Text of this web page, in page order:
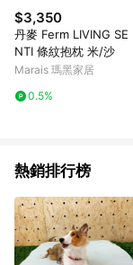
8. LINE購物為購物資
如顯示之商品規格、
頁不符，以銷售網頁
日期+180天以內至
行申訴，恕無法贈點
用，或不適用於無回
$3,350
丹麥 Ferm LIVING SE
NTI 條紋抱枕 米/沙
Marais 瑪黑家居
0.5%
熱銷排行榜